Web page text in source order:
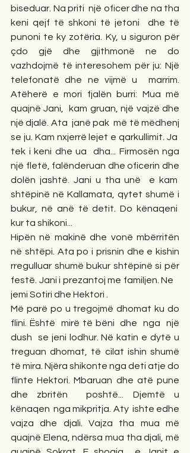
biseduar. Na priti  një oficer dhe na tha
keni qejf të shkoni të jetoni  dhe të
punoni te ky zotëria. Ky, u siguron për
çdo gjë dhe gjithmonë ne do
vazhdojmë të interesohem për ju: Një
telefonatë dhe ne vijmë u  marrim.
Atëherë e mori fjalën burri: Mua më
quajnë Jani,  kam gruan, një vajzë dhe
një djalë. Ata  janë pak  më të mëdhenj
se ju. Kam nxjerrë lejet e qarkullimit. Ja
tek i keni dhe ua  dha... Firmosën nga
një fletë, falënderuan dhe oficerin dhe
dolën jashtë. Jani u tha unë  e kam
shtëpinë në Kallamata, qytet shumë i
bukur, në anë të detit. Do kënaqeni
kur ta shikoni...
Hipën në makinë dhe vonë mbërritën
në shtëpi. Ata po i prisnin dhe e kishin
rregulluar shumë bukur shtëpinë si për
festë. Jani i prezantoj me familjen. Ne
jemi Sotiri dhe Hektori .
Më parë po u tregojmë dhomat ku do
flini. Është  mirë të bëni  dhe  nga  një
dush  se jeni lodhur. Në katin e dytë u
treguan dhomat, të cilat ishin shumë
të mira. Njëra shikonte nga deti atje do
flinte Hektori. Mbaruan dhe atë pune
dhe zbritën  poshtë... Djemtë u
kënaqen  nga mikpritja. Aty  ishte edhe
vajza dhe djali. Vajza tha mua më
quajnë Elena, ndërsa mua tha djali, më